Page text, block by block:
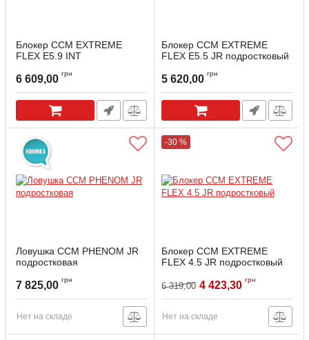
Блокер CCM EXTREME
FLEX E5.9 INT
Артикул: GBEFX59-INT-WN
6 609,00 грн
Блокер CCM EXTREME
FLEX E5.5 JR подростковый
5 620,00 грн
Ловушка CCM PHENOM JR
подростковая
7 825,00 грн
Нет на складе
-30 %
Блокер CCM EXTREME
FLEX 4.5 JR подростковый
6 319,00 4 423,30 грн
Нет на складе